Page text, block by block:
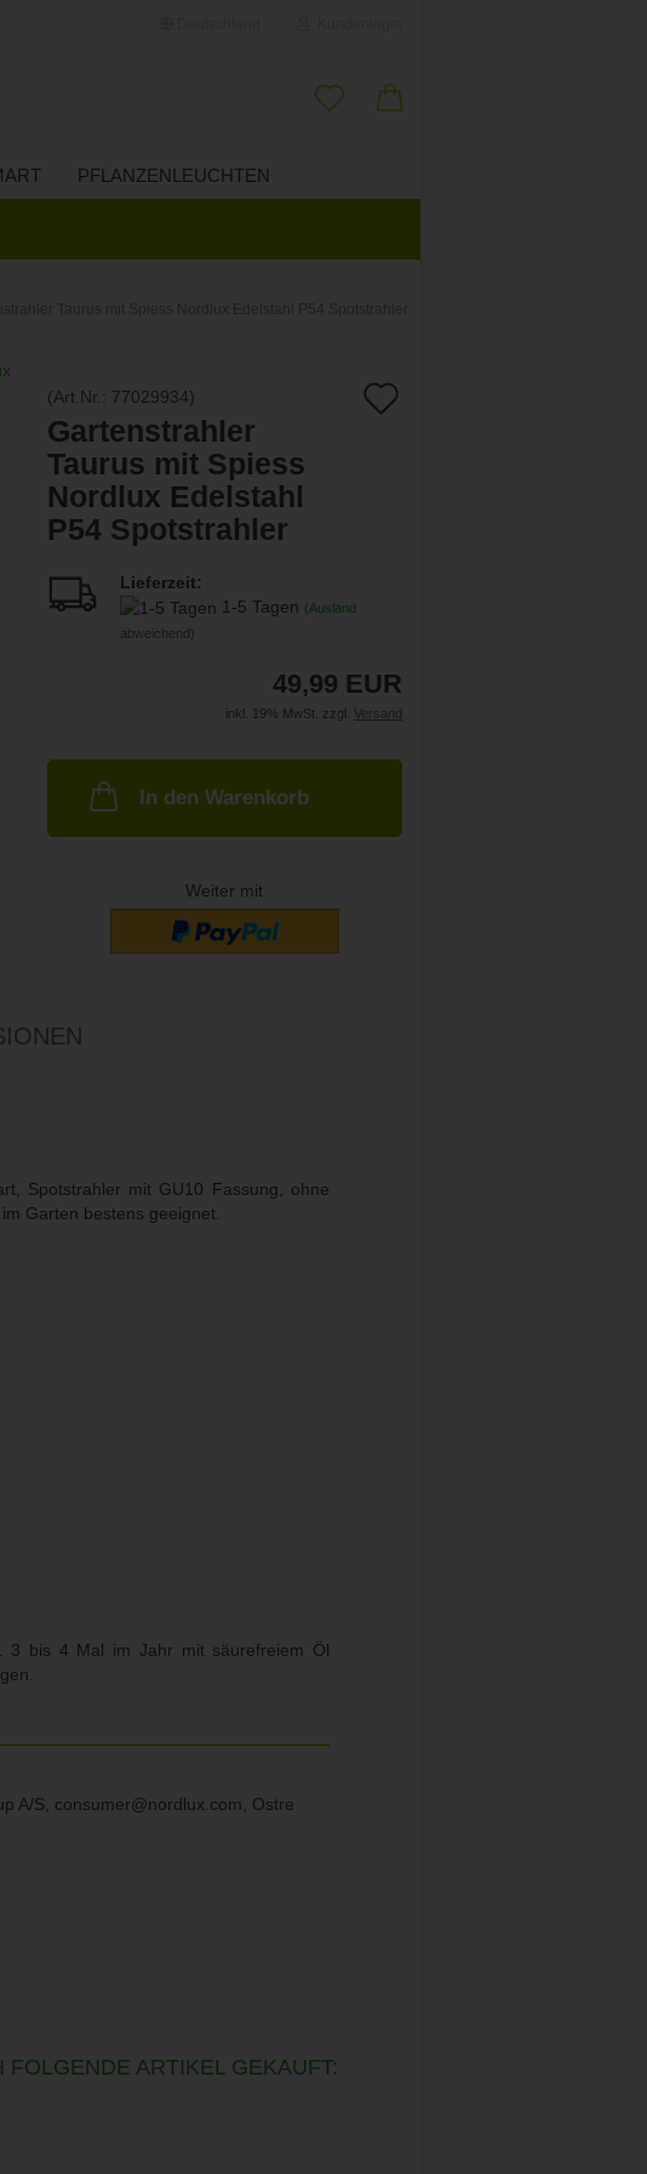
Passwort vergessen?
PFLANZENLEUCHTEN
(Art.Nr.: 77029934)
Gartenstrahler
Taurus mit Spiess
Nordlux Edelstahl
P54 Spotstrahler
Lieferzeit:
1-5 Tagen (Ausland
abweichend)
49,99 EUR
inkl. 19% MwSt. zzgl. Versand
In den Warenkorb
Weiter mit
Spotstrahler mit GU10 Fassung, ohne
Garten bestens geeignet.
3 bis 4 Mal im Jahr mit säurefreiem Öl
A/S, consumer@nordlux.com, Ostre
ARTIKEL GEKAUFT: